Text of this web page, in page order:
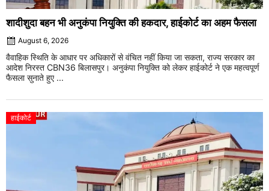
शादीशुदा बहन भी अनुकंपा नियुक्ति की हकदार, हाईकोर्ट का अहम फैसला
August 6, 2026
वैवाहिक स्थिति के आधार पर अधिकारों से वंचित नहीं किया जा सकता, राज्य सरकार का
आदेश निरस्त CBN36 बिलासपुर। अनुकंपा नियुक्ति को लेकर हाईकोर्ट ने एक महत्वपूर्ण
फैसला सुनाते हुए ...
हाईकोर्ट